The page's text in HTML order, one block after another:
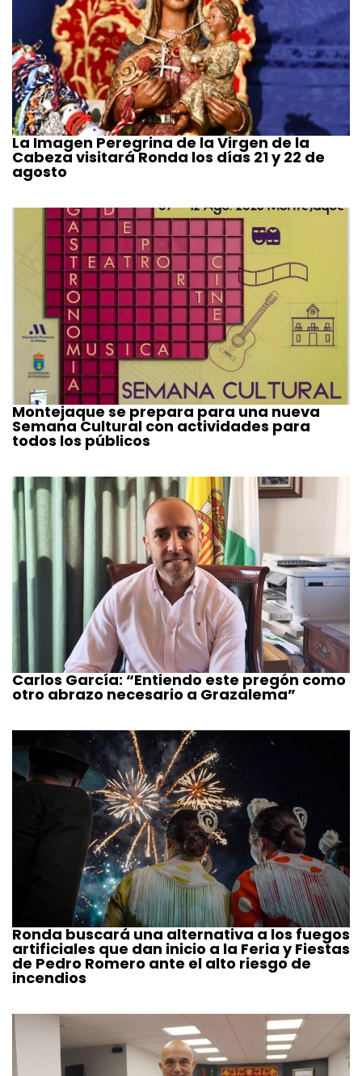
La Imagen Peregrina de la Virgen de la
Cabeza visitará Ronda los días 21 y 22 de
agosto
Montejaque se prepara para una nueva
Semana Cultural con actividades para
todos los públicos
Carlos García: “Entiendo este pregón como
otro abrazo necesario a Grazalema”
Ronda buscará una alternativa a los fuegos
artificiales que dan inicio a la Feria y Fiestas
de Pedro Romero ante el alto riesgo de
incendios